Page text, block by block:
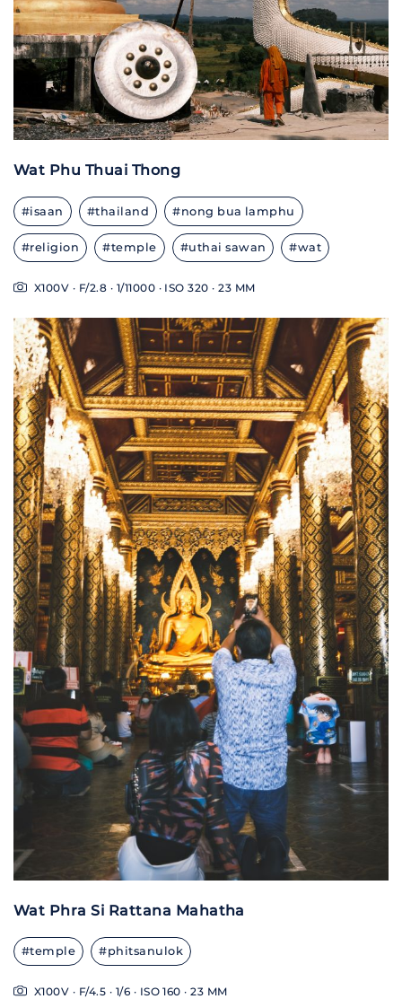
Wat Phu Thuai Thong
#isaan #thailand #nong bua lamphu
#religion #temple #uthai sawan #wat
X100V · F/2.8 · 1/11000 · ISO 320 · 23 MM
Wat Phra Si Rattana Mahatha
#temple #phitsanulok
X100V · F/4.5 · 1/6 · ISO 160 · 23 MM